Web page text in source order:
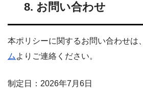
8. お問い合わせ
本ポリシーに関するお問い合わせは、
ム よりご連絡ください。
制定日：2026年7月6日